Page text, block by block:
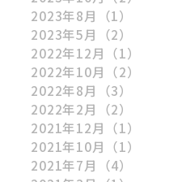
2023年8月
（1）
2023年5月
（2）
2022年12月 （1）
2022年10月 （2）
2022年8月
（3）
2022年2月
（2）
2021年12月 （1）
2021年10月 （1）
2021年7月
（4）